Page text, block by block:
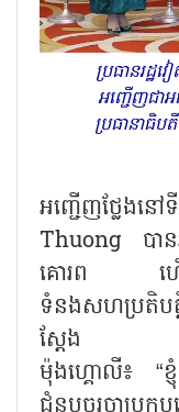
ប្រធានរដ្
អញ្ជើញជា
ប្រធានាធិ
អញ្ជើញថ្លែងន
Thuong បាន
គោរព ហើយត្
ទំនងសហប្រតិបត្
ស្ដែង និងទូ
ម៉ុងហ្គោលី៖ “ខ្